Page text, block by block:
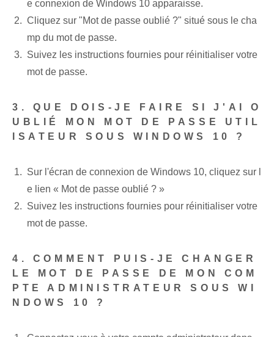
e connexion de Windows 10 apparaisse.
Cliquez sur "Mot de passe oublié ?" situé sous le cha
mp du mot de passe.
Suivez les instructions fournies pour réinitialiser votre
mot de passe.
3. QUE DOIS-JE FAIRE SI J'AI O
UBLIÉ MON MOT DE PASSE UTIL
ISATEUR SOUS WINDOWS 10 ?
Sur l'écran de connexion de Windows 10, cliquez sur l
e lien « Mot de passe oublié ? »
Suivez les instructions fournies pour réinitialiser votre
mot de passe.
4. COMMENT PUIS-JE CHANGER
LE MOT DE PASSE DE MON COM
PTE ADMINISTRATEUR SOUS WI
NDOWS 10 ?